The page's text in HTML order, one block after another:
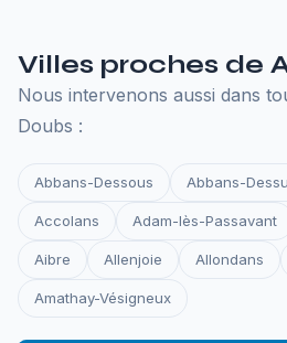
Villes proches de
Nous intervenons aussi dans
Doubs :
Abbans-Dessous Abbans-
Accolans Adam-lès-Passavant
Aibre Allenjoie Allondans
Amathay-Vésigneux